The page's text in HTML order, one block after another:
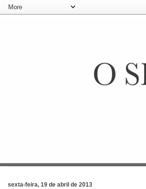
sexta-feira, 19 de abril de 2013